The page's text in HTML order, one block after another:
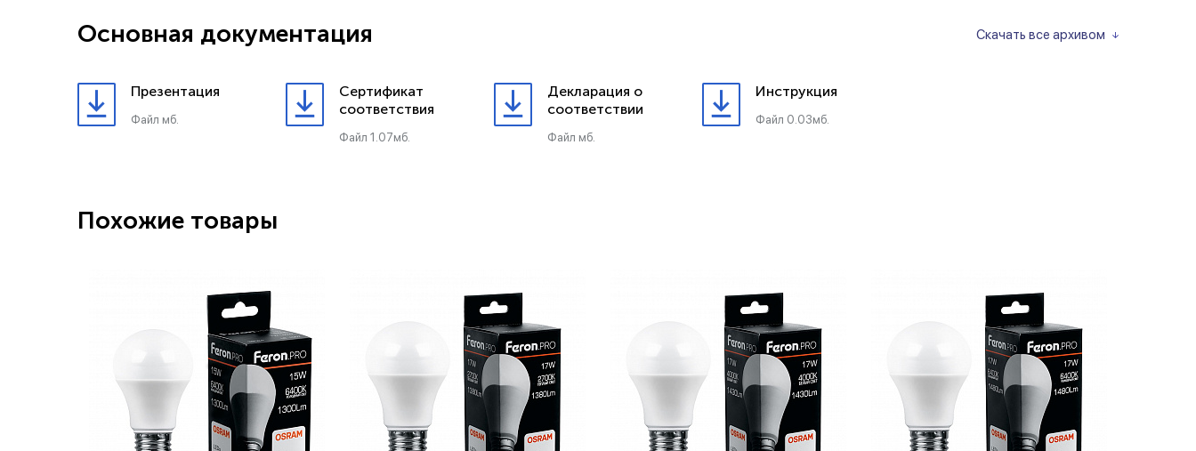
Скачать все архивом
Основная документация
Презентация
Файл мб.
Сертификат
соответствия
Файл 1.07мб.
Декларация о
соответствии
Файл мб.
Инструкция
Файл 0.03мб.
Похожие товары